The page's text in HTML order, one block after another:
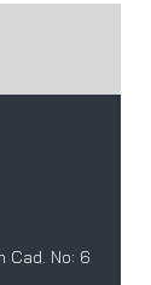
Cad. No: 6